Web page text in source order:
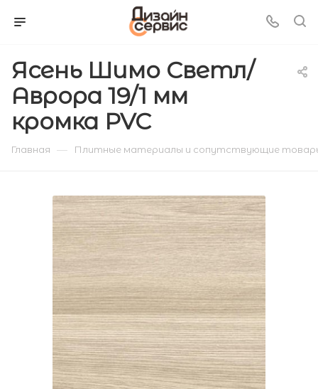
Ясень Шимо Светл/
Аврора 19/1 мм
кромка PVC
Главная — Плитные материалы и сопутствующие